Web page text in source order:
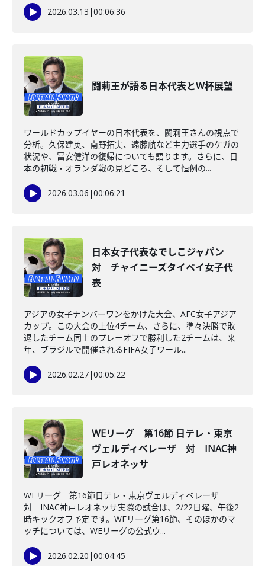
2026.03.13 |00:06:36
闘莉王が語る日本代表とW杯展望
ワールドカップイヤーの日本代表を、闘莉王さんの視点で
分析。久保建英、南野拓実、遠藤航など主力選手のケガの
状況や、冨安健洋の復帰についても語ります。さらに、日
本の初戦・オランダ戦の見どころ、そして恒例の...
2026.03.06 |00:06:21
日本女子代表なでしこジャパン
対 チャイニーズタイペイ女子代
表
アジアの女子ナンバーワンをかけた大会、AFC女子アジア
カップ。この大会の上位4チーム、さらに、準々決勝で敗
退したチーム同士のプレーオフで勝利した2チームは、来
年、ブラジルで開催されるFIFA女子ワール...
2026.02.27|00:05:22
WEリーグ 第16節 日テレ・東京
ヴェルディベレーザ 対 INAC神
戸レオネッサ
WEリーグ 第16節日テレ・東京ヴェルディベレーザ
対 INAC神戸レオネッサ実際の試合は、2/22日曜、午後2
時キックオフ予定です。WEリーグ第16節、そのほかのマ
ッチについては、WEリーグの公式ウ...
2026.02.20 |00:04:45